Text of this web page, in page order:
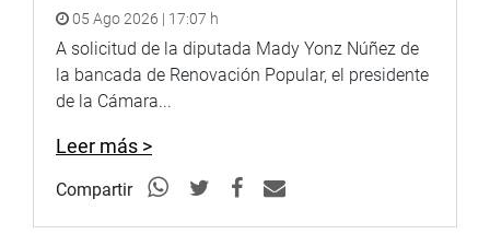
05 Ago 2026 | 17:07 h
A solicitud de la diputada Mady Yonz Núñez de
la bancada de Renovación Popular, el presidente
de la Cámara...
Leer más >
Compartir